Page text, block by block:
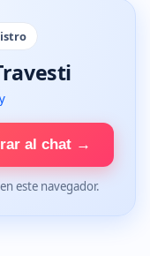
al chat →
este navegador.